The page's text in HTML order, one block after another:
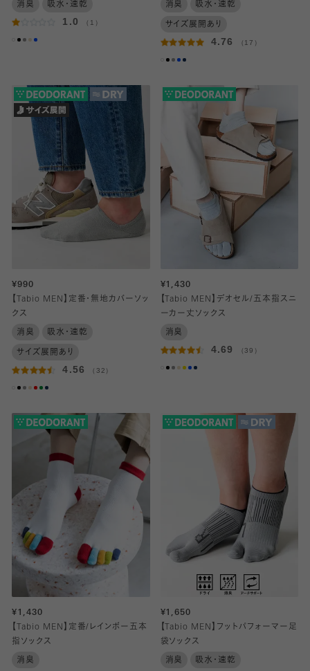
消臭 吸水・速乾
1.0 （1）
消臭 吸水・速乾
サイズ展開あり
4.76 （17）
¥990
【Tabio MEN】定番・無地カバーソッ
クス
消臭 吸水・速乾
サイズ展開あり
4.56 （32）
¥1,430
【Tabio MEN】デオセル/五本指スニ
ーカー丈ソックス
消臭
4.69 （39）
¥1,430
【Tabio MEN】定番/レインボー五本
指ソックス
消臭
¥1,650
【Tabio MEN】フットパフォーマー足
袋ソックス
消臭 吸水・速乾